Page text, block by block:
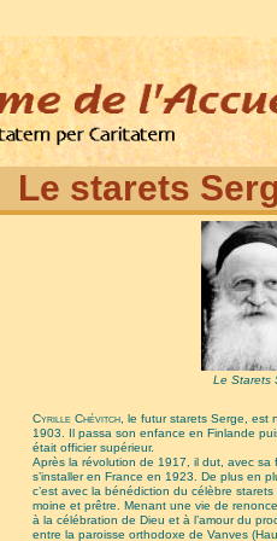
Le starets
Le Starets
Cyrille Chévitch, le futur starets Serge, est
1903. Il passa son enfance en Finlande
était officier supérieur.
Après la révolution de 1917, il dut, avec sa
s’installer en France en 1923. De plus en
c’est avec la bénédiction du célèbre
moine et prêtre. Menant une vie de
à la célébration de Dieu et à l’amour du
entre la paroisse orthodoxe de Vanves